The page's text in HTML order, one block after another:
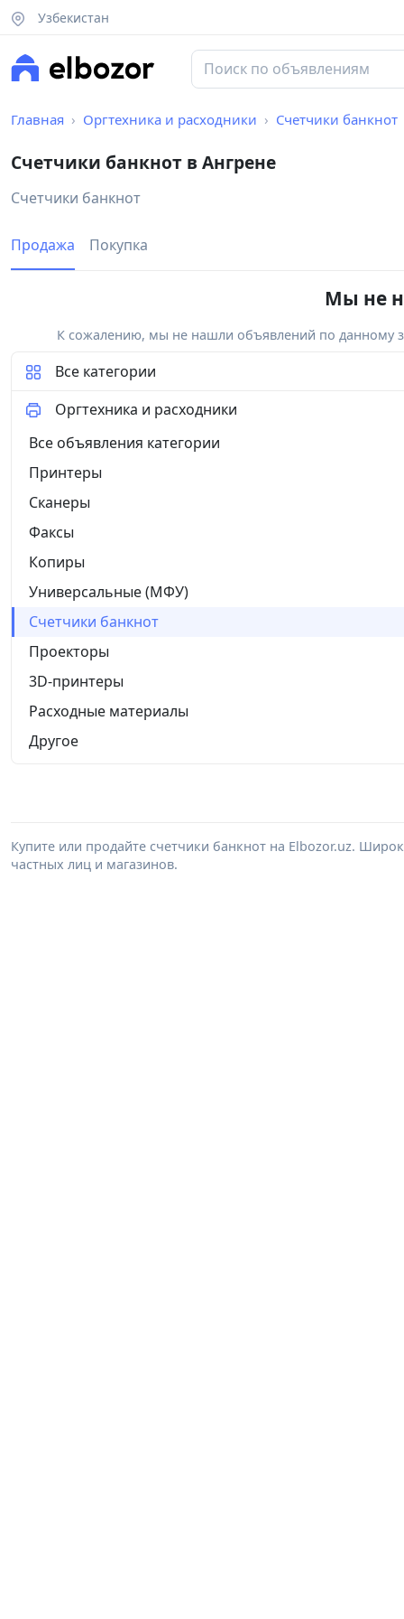
Узбекистан
Главная Оргтехника и расходники Счетчики банкнот
Счетчики банкнот в Ангрене
Счетчики банкнот
Продажа Покупка
Мы не
К сожалению, мы не нашли объявлений по данному
Все категории
Оргтехника и расходники
Все объявления категории
Принтеры
Сканеры
Факсы
Копиры
Универсальные (МФУ)
Счетчики банкнот
Проекторы
3D-принтеры
Расходные материалы
Другое
Купите или продайте счетчики банкнот на Elbozor.uz.
частных лиц и магазинов.